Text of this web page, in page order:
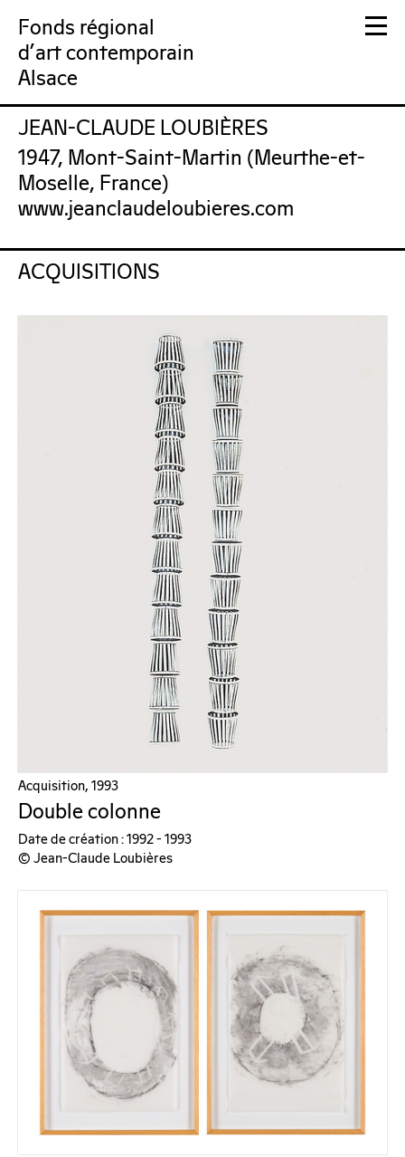
Fonds régional
d'art contemporain
Alsace
FRAC Alsace
JEAN-CLAUDE LOUBIÈRES
1947, Mont-Saint-Martin (Meurthe-et-
Moselle, France)
www.jeanclaudeloubieres.com
ACQUISITIONS
Acquisition, 1993
Double colonne
Date de création : 1992 - 1993
© Jean-Claude Loubières